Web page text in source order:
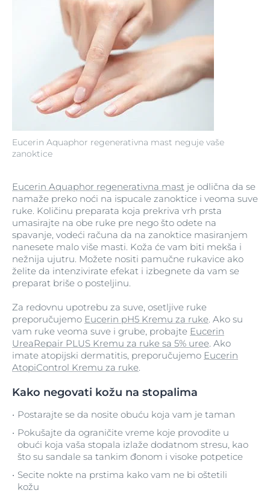
Eucerin Aquaphor regenerativna mast neguje vaše
zanoktice
Eucerin Aquaphor regenerativna mast je odlična da se
namaže preko noći na ispucale zanoktice i veoma suve
ruke. Količinu preparata koja prekriva vrh prsta
umasirajte na obe ruke pre nego što odete na
spavanje, vodeći računa da na zanoktice masiranjem
nanesete malo više masti. Koža će vam biti mekša i
nežnija ujutru. Možete nositi pamučne rukavice ako
želite da intenzivirate efekat i izbegnete da vam se
preparat briše o posteljinu.
Za redovnu upotrebu za suve, osetljive ruke
preporučujemo Eucerin pH5 Kremu za ruke. Ako su
vam ruke veoma suve i grube, probajte Eucerin
UreaRepair PLUS Kremu za ruke sa 5% uree. Ako
imate atopijski dermatitis, preporučujemo Eucerin
AtopiControl Kremu za ruke.
Kako negovati kožu na stopalima
Postarajte se da nosite obuću koja vam je taman
Pokušajte da ograničite vreme koje provodite u
obući koja vaša stopala izlaže dodatnom stresu, kao
što su sandale sa tankim đonom i visoke potpetice
Secite nokte na prstima kako vam ne bi oštetili
kožu